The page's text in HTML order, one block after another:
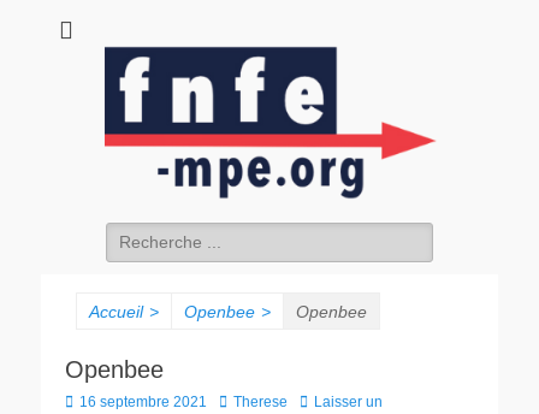
fnfe-mpe.org
Accueil > Openbee > Openbee
Openbee
16 septembre 2021 Therese
Laisser un